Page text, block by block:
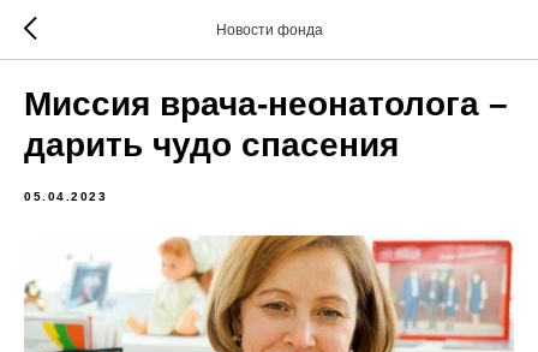
Новости фонда
Миссия врача-неонатолога –
дарить чудо спасения
05.04.2023